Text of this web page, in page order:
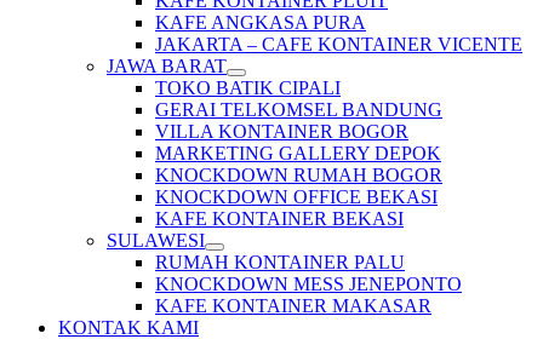
KAFE ANGKASA PURA
JAKARTA – CAFE KONTAINER VICENTE
JAWA BARAT
TOKO BATIK CIPALI
GERAI TELKOMSEL BANDUNG
VILLA KONTAINER BOGOR
MARKETING GALLERY DEPOK
KNOCKDOWN RUMAH BOGOR
KNOCKDOWN OFFICE BEKASI
KAFE KONTAINER BEKASI
SULAWESI
RUMAH KONTAINER PALU
KNOCKDOWN MESS JENEPONTO
KAFE KONTAINER MAKASAR
KONTAK KAMI